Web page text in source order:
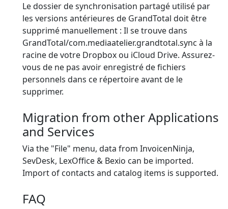
Le dossier de synchronisation partagé utilisé par
les versions antérieures de GrandTotal doit être
supprimé manuellement : Il se trouve dans
GrandTotal/com.mediaatelier.grandtotal.sync à la
racine de votre Dropbox ou iCloud Drive. Assurez-
vous de ne pas avoir enregistré de fichiers
personnels dans ce répertoire avant de le
supprimer.
Migration from other Applications
and Services
Via the "File" menu, data from InvoicenNinja,
SevDesk, LexOffice & Bexio can be imported.
Import of contacts and catalog items is supported.
FAQ